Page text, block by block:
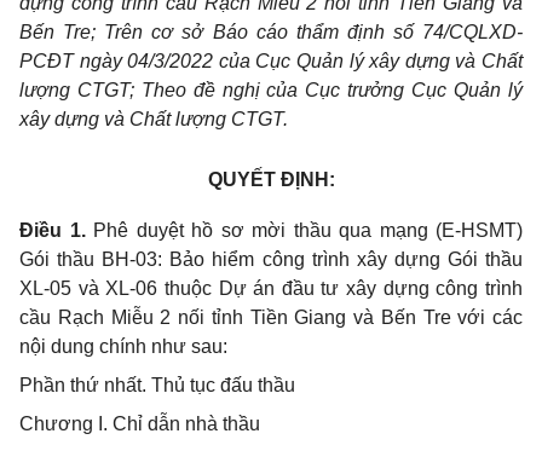
Bến Tre; Trên cơ sở Báo cáo thẩm định số 74/CQLXD-
PCĐT ngày 04/3/2022 của Cục Quản lý xây dựng và Chất
lượng CTGT; Theo đề nghị của Cục trưởng Cục Quản lý
xây dựng và Chất lượng CTGT.
QUYẾT ĐỊNH:
Điều 1. Phê duyệt hồ sơ mời thầu qua mạng (E-HSMT)
Gói thầu BH-03: Bảo hiểm công trình xây dựng Gói thầu
XL-05 và XL-06 thuộc Dự án đầu tư xây dựng công trình
cầu Rạch Miễu 2 nối tỉnh Tiền Giang và Bến Tre với các
nội dung chính như sau:
Phần thứ nhất. Thủ tục đấu thầu
Chương I. Chỉ dẫn nhà thầu